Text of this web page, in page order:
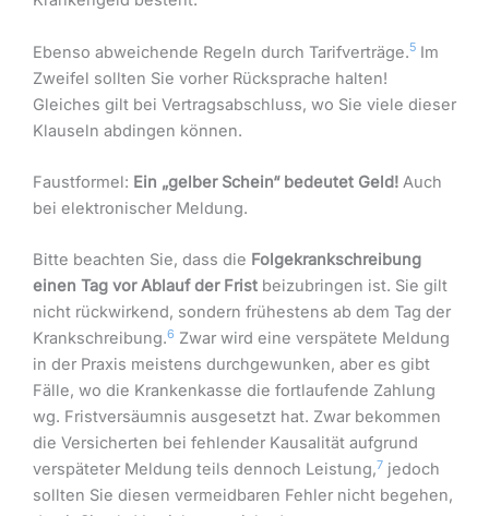
Ebenso abweichende Regeln durch Tarifverträge.5 Im
Zweifel sollten Sie vorher Rücksprache halten!
Gleiches gilt bei Vertragsabschluss, wo Sie viele dieser
Klauseln abdingen können.
Faustformel: Ein „gelber Schein“ bedeutet Geld! Auch
bei elektronischer Meldung.
Bitte beachten Sie, dass die Folgekrankschreibung
einen Tag vor Ablauf der Frist beizubringen ist. Sie gilt
nicht rückwirkend, sondern frühestens ab dem Tag der
Krankschreibung.6 Zwar wird eine verspätete Meldung
in der Praxis meistens durchgewunken, aber es gibt
Fälle, wo die Krankenkasse die fortlaufende Zahlung
wg. Fristversäumnis ausgesetzt hat. Zwar bekommen
die Versicherten bei fehlender Kausalität aufgrund
verspäteter Meldung teils dennoch Leistung,7 jedoch
sollten Sie diesen vermeidbaren Fehler nicht begehen,